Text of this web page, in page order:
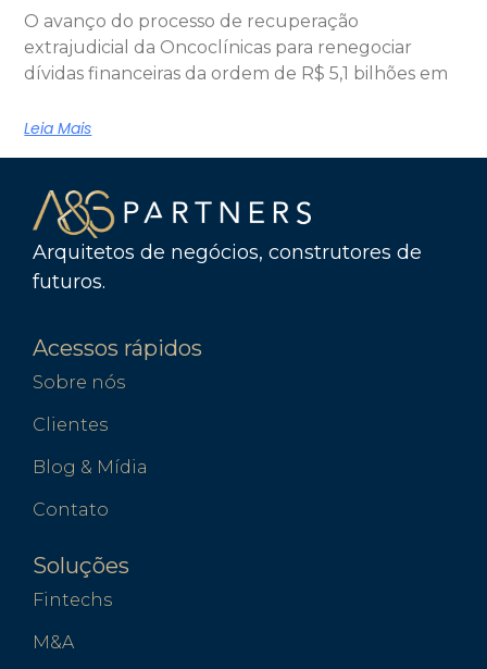
O avanço do processo de recuperação
extrajudicial da Oncoclínicas para renegociar
dívidas financeiras da ordem de R$ 5,1 bilhões em
Leia Mais
Arquitetos de negócios, construtores de
futuros.
Acessos rápidos
Sobre nós
Clientes
Blog & Mídia
Contato
Soluções
Fintechs
M&A